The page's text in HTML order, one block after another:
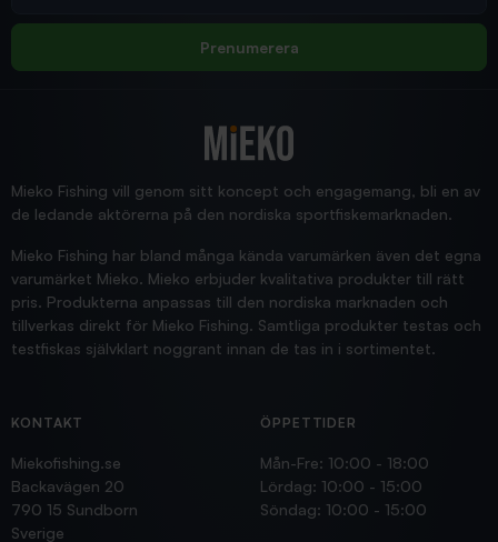
Jensa
Prenumerera
Mieko Fishing vill genom sitt koncept och engagemang, bli en av
de ledande aktörerna på den nordiska sportfiskemarknaden.
Mieko Fishing har bland många kända varumärken även det egna
varumärket Mieko. Mieko erbjuder kvalitativa produkter till rätt
pris. Produkterna anpassas till den nordiska marknaden och
tillverkas direkt för Mieko Fishing. Samtliga produkter testas och
testfiskas självklart noggrant innan de tas in i sortimentet.
KONTAKT
Miekofishing.se
Backavägen 20
790 15 Sundborn
Sverige
ÖPPETTIDER
Mån-Fre: 10:00 - 18:00
Lördag: 10:00 - 15:00
Söndag: 10:00 - 15:00